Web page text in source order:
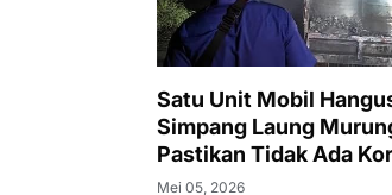
Satu Unit Mobil
Simpang Laung
Pastikan Tidak Ada
Mei 05, 2026